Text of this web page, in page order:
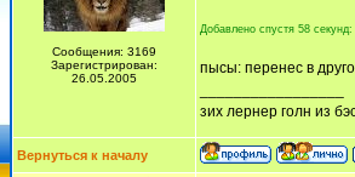
Сообщения: 3169
Зарегистрирован:
26.05.2005
Добавлено спустя 58 секунд:
пысы: перенес в
зих лернер голн из
Вернуться к началу